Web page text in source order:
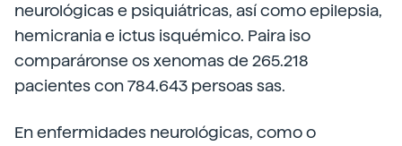
neurológicas e psiquiátricas, así como epilepsia,
hemicrania e ictus isquémico. Paira iso
comparáronse os xenomas de 265.218
pacientes con 784.643 persoas sas.
En enfermidades neurológicas, como o